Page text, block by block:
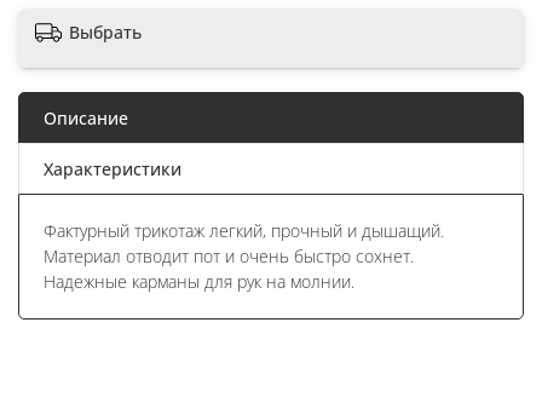
Выбрать
Описание
Характеристики
Фактурный трикотаж легкий, прочный и дышащий.
Материал отводит пот и очень быстро сохнет.
Надежные карманы для рук на молнии.